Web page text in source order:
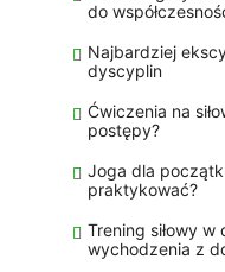
do
Najbardziej
dyscyplin
Ćwiczenia na
postępy?
Joga dla
praktykować?
Trening siłowy
wychodzenia z